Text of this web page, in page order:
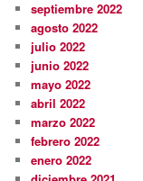
septiembre 2022
agosto 2022
julio 2022
junio 2022
mayo 2022
abril 2022
marzo 2022
febrero 2022
enero 2022